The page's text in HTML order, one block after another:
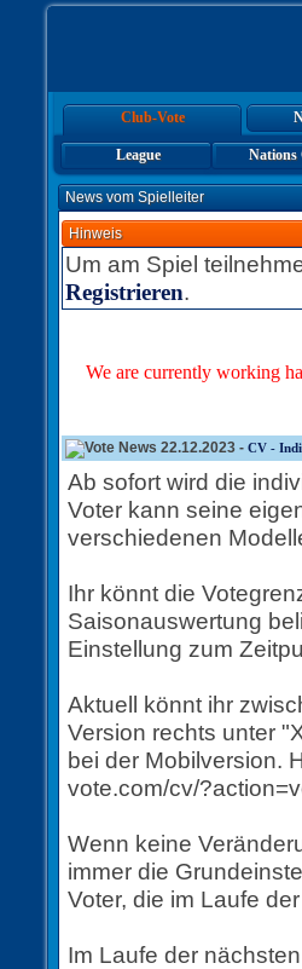
Club-Vote
League Nations
News vom Spielleiter
Hinweis
Um am Spiel
Registrieren.
We are currently working
22.12.2023 - CV -
Ab sofort wird die
Voter kann seine
verschiedenen
Ihr könnt die
Saisonauswertung
Einstellung zum
Aktuell könnt ihr
Version rechts unter
bei der Mobilversion.
vote.com/cv/
Wenn keine
immer die
Voter, die im Laufe
Im Laufe der